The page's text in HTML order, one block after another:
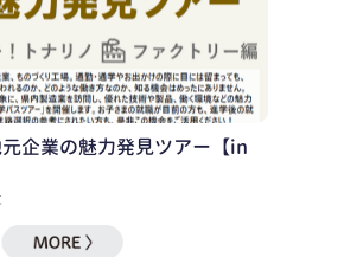
企業の魅力発見ツアー【in